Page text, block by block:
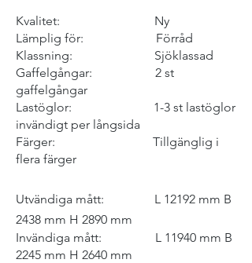
Kvalitet: Ny
Lämplig för: Förråd
Klassning: Sjöklassad
Gaffelgångar: 2 st
gaffelgångar
Lastöglor: 1-3 st lastöglor
invändigt per långsida
Färger: Tillgänglig i
flera färger
Utvändiga mått: L 12192 mm B
2438 mm H 2890 mm
Invändiga mått:
L 11940 mm B
2245 mm H 2640 mm